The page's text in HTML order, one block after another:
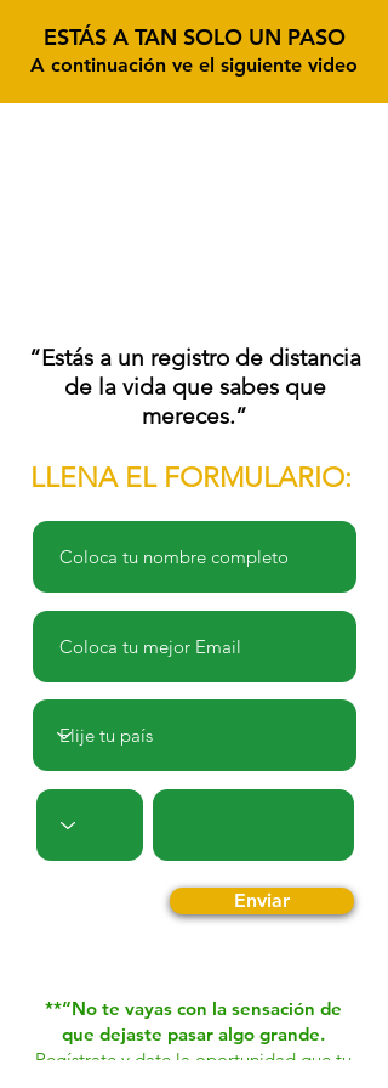
ESTÁS A TAN SOLO UN PASO
A continuación ve el siguiente video
“Estás a un registro de distancia
de la vida que sabes que
mereces.”
LLENA EL FORMULARIO:
Enviar
**“No te vayas con la sensación de
que dejaste pasar algo grande.
Regístrate y date la oportunidad que tu